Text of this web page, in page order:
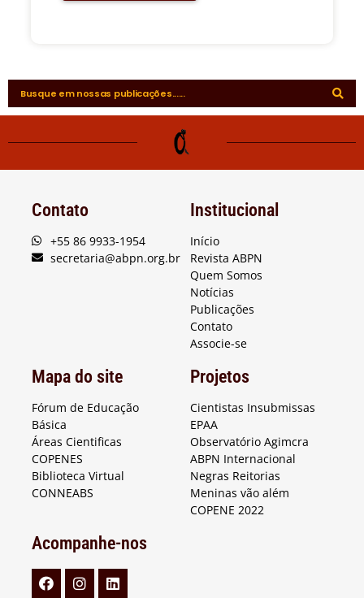
Contato
+55 86 9933-1954
secretaria@abpn.org.br
Institucional
Início
Revista ABPN
Quem Somos
Notícias
Publicações
Contato
Associe-se
Mapa do site
Fórum de Educação
Básica
Áreas Cientificas
COPENES
Biblioteca Virtual
CONNEABS
Projetos
Cientistas Insubmissas
EPAA
Observatório Agimcra
ABPN Internacional
Negras Reitorias
Meninas vão além
COPENE 2022
Acompanhe-nos